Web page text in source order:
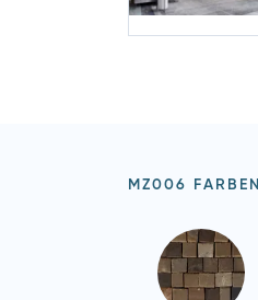
MZ006 FARBEN